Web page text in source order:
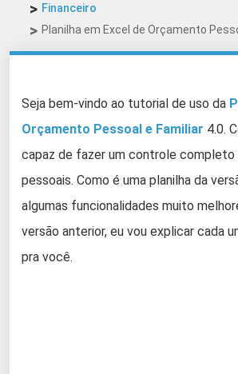
Financeiro
Planilha em Excel de Orçamento
Seja bem-vindo ao tutorial de uso da
Orçamento Pessoal e Familiar 4.0.
capaz de fazer um controle completo
pessoais. Como é uma planilha da
algumas funcionalidades muito
versão anterior, eu vou explicar cada
pra você.